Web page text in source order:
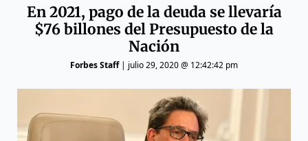
En 2021, pago de la deuda se llevaría
$76 billones del Presupuesto de la
Nación
Forbes Staff| julio 29, 2020 @ 12:42:42 pm